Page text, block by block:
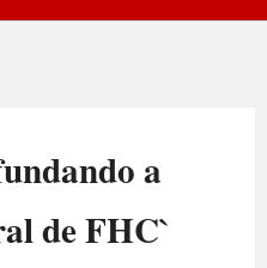
a
de FHC`